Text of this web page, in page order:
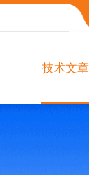
技术文章